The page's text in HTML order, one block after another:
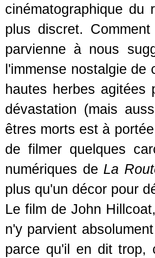
cinématographique
plus discret.
parvienne à nous
l'immense nostalgie
hautes herbes
dévastation (mais
êtres morts est à
de filmer quelques
numériques de La
plus qu'un décor pour
Le film de John
n'y parvient
parce qu'il en dit trop,